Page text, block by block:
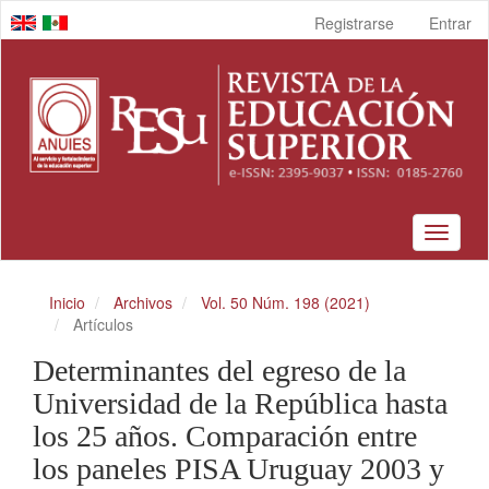
Navegación
principal
principal
Barra
lateral
Registrarse Entrar
Toggle
Inicio Archivos
Vol. 50 Núm. 198 (2021)
Artículos
Determinantes del egreso de la
Universidad de la República hasta
los 25 años. Comparación entre
los paneles PISA Uruguay 2003 y